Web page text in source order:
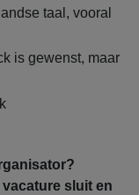
taal, vooral
is gewenst, maar
sluit en